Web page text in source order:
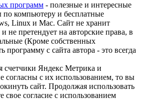
программ - полезные и интересные
по компьютеру и бесплатные
Linux и Mac. Сайт не хранит
не претендует на авторские права, в
(Кроме собственных
программу с сайта автора - это всегда
счетчики Яндекс Метрика и
согласны с их использованием, то вы
сайт. Продолжая использовать
свое согласие с использованием